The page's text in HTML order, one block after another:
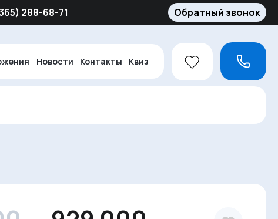
288-68-71 Обратный звонок
Новости Контакты Квиз